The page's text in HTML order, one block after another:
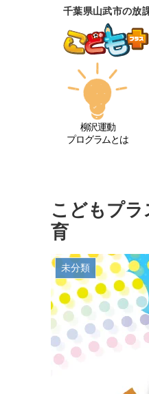
千葉県山武市の放
柳沢運動
プログラムとは
こどもプラ
育
未分類